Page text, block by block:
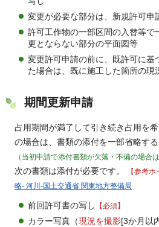
変更が必要な部分は、新規許可申
許可工作物の一部区間の入替等で
更とならない部分の平面図等
変更許可申請の前に、既許可に基
た場合は、既に施工した箇所の現
期間更新申請
占用期間が満了して引き続き占用を
の場合は、書類の添付を一部省略する
（当初申請で添付書類が欠落・不備の場合
次の書類は添付が必要です。 【参考ホ
略- 河川-国土交通省 関東地方整備局
前回許可書の写し 【必須】
カラー写真（現況を撮影[3か月以